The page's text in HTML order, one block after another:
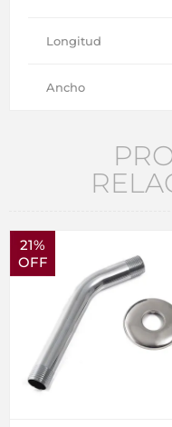
Longitud
Ancho
21%
OFF